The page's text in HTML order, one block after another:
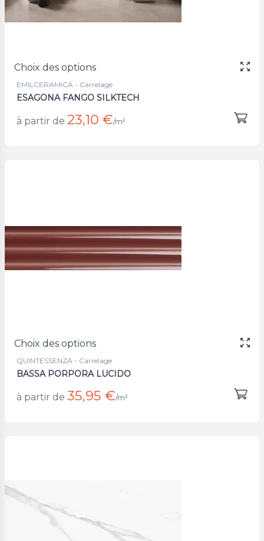
Choix des options
EMILCERAMICA - Carrelage
ESAGONA FANGO SILKTECH
à partir de 23,10 €/m²
Choix des options
QUINTESSENZA - Carrelage
BASSA PORPORA LUCIDO
à partir de 35,95 €/m²